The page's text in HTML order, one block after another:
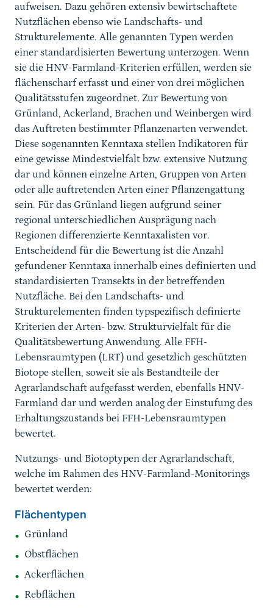
aufweisen. Dazu gehören extensiv bewirtschaftete
Nutzflächen ebenso wie Landschafts- und
Strukturelemente. Alle genannten Typen werden
einer standardisierten Bewertung unterzogen. Wenn
sie die HNV-Farmland-Kriterien erfüllen, werden sie
flächenscharf erfasst und einer von drei möglichen
Qualitätsstufen zugeordnet. Zur Bewertung von
Grünland, Ackerland, Brachen und Weinbergen wird
das Auftreten bestimmter Pflanzenarten verwendet.
Diese sogenannten Kenntaxa stellen Indikatoren für
eine gewisse Mindestvielfalt bzw. extensive Nutzung
dar und können einzelne Arten, Gruppen von Arten
oder alle auftretenden Arten einer Pflanzengattung
sein. Für das Grünland liegen aufgrund seiner
regional unterschiedlichen Ausprägung nach
Regionen differenzierte Kenntaxalisten vor.
Entscheidend für die Bewertung ist die Anzahl
gefundener Kenntaxa innerhalb eines definierten und
standardisierten Transekts in der betreffenden
Nutzfläche. Bei den Landschafts- und
Strukturelementen finden typspezifisch definierte
Kriterien der Arten- bzw. Strukturvielfalt für die
Qualitätsbewertung Anwendung. Alle FFH-
Lebensraumtypen (LRT) und gesetzlich geschützten
Biotope stellen, soweit sie als Bestandteile der
Agrarlandschaft aufgefasst werden, ebenfalls HNV-
Farmland dar und werden analog der Einstufung des
Erhaltungszustands bei FFH-Lebensraumtypen
bewertet.
Nutzungs- und Biotoptypen der Agrarlandschaft,
welche im Rahmen des HNV-Farmland-Monitorings
bewertet werden:
Flächentypen
Grünland
Obstflächen
Ackerflächen
Rebflächen